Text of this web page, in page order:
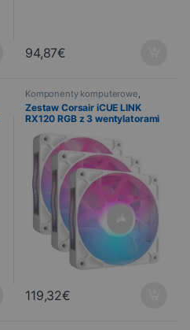
94,87€
Komponenty komputerowe
Informatyka , Chłodzenie
Zestaw Corsair iCUE LINK
RX120 RGB z 3 wentylatorami
wraz z kontrolerem iCUE LINK
119,32€